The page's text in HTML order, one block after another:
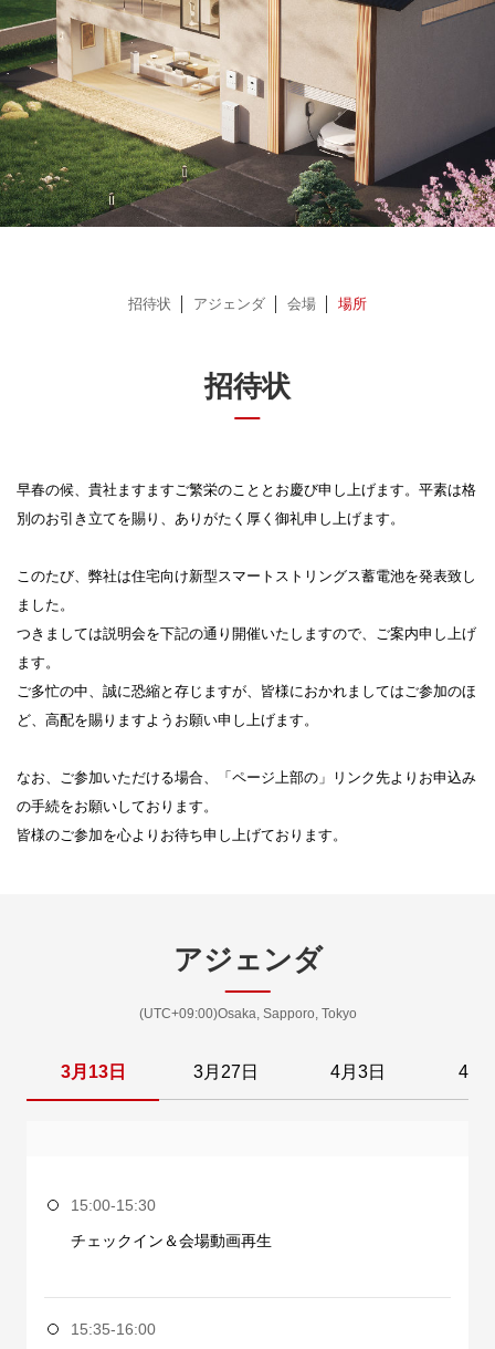
招待状 アジェンダ 会場 場所
招待状
早春の候、貴社ますますご繁栄のこととお慶び申し上げます。平素は格
別のお引き立てを賜り、ありがたく厚く御礼申し上げます。
このたび、弊社は住宅向け新型スマートストリングス蓄電池を発表致し
ました。
つきましては説明会を下記の通り開催いたしますので、ご案内申し上げ
ます。
ご多忙の中、誠に恐縮と存じますが、皆様におかれましてはご参加のほ
ど、高配を賜りますようお願い申し上げます。
なお、ご参加いただける場合、「ページ上部の」リンク先よりお申込み
の手続をお願いしております。
アジェンダ
(UTC+09:00)Osaka, Sapporo, Tokyo
3月13日 3月27日 4月3日 4月
15:00-15:30
チェックイン＆会場動画再生
15:35-16:00